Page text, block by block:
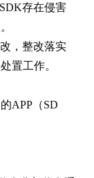
存在侵害
，整改落实
置工作。
APP（SD